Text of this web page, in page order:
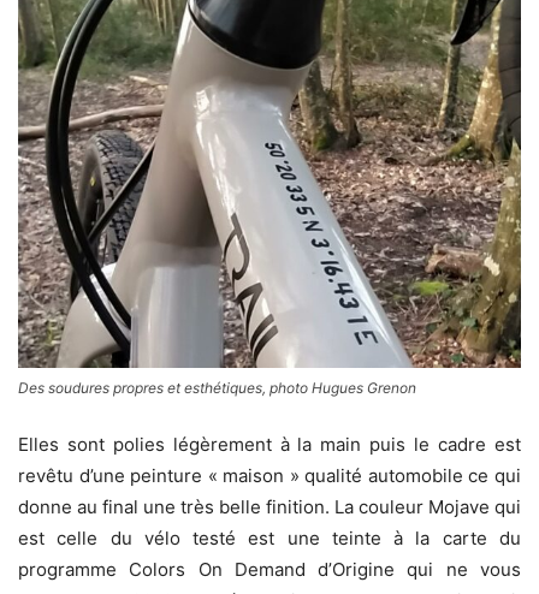
Des soudures propres et esthétiques, photo Hugues Grenon
Elles sont polies légèrement à la main puis le cadre est
revêtu d’une peinture « maison » qualité automobile ce qui
donne au final une très belle finition. La couleur Mojave qui
est celle du vélo testé est une teinte à la carte du
programme Colors On Demand d’Origine qui ne vous